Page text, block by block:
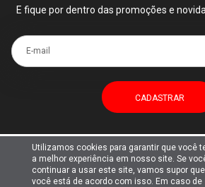
E fique por dentro das promoções e
E-mail
Atendimento
Utilizamos cookies para garantir que você
a melhor experiência em nosso site. Se
continuar a usar este site, vamos supor que
você está de acordo com isso. Em caso de